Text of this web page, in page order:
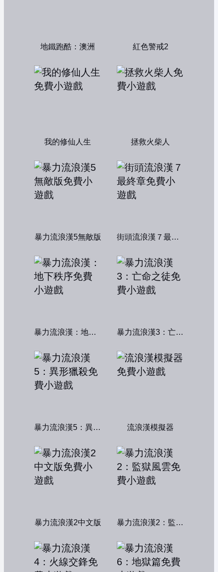
地鐵跑酷：澳洲 紅色警戒2
我的修仙人生 拯救火柴人
暴力流浪漢5無敵版 街頭流浪漢７最終章
暴力流浪漢：地下秩序 暴力流浪漢3：亡命之徒
暴力流浪漢5：異形獵殺 流浪漢模擬器
暴力流浪漢2中文版 暴力流浪漢2：監獄風雲